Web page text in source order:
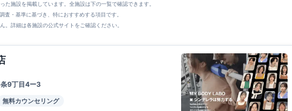
た施設を掲載しています。全施設は下の一覧で確認できます。
・基準に基づき、特におすすめする項目です。
。詳細は各施設の公式サイトをご確認ください。
9丁目4ー3
無料カウンセリング